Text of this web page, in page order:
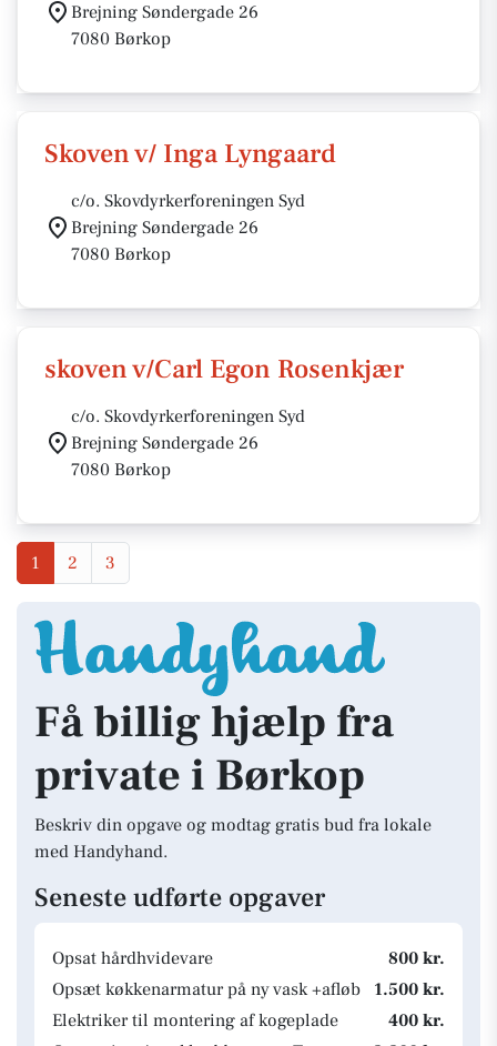
Brejning Søndergade 26
7080 Børkop
Skoven v/ Inga Lyngaard
c/o. Skovdyrkerforeningen Syd
Brejning Søndergade 26
7080 Børkop
skoven v/Carl Egon Rosenkjær
c/o. Skovdyrkerforeningen Syd
Brejning Søndergade 26
7080 Børkop
1 2 3
Få billig hjælp fra
private i Børkop
Beskriv din opgave og modtag gratis bud fra lokale
med Handyhand.
Seneste udførte opgaver
Opsat hårdhvidevare
800 kr.
Opsæt køkkenarmatur på ny vask +afløb
1.500 kr.
Elektriker til montering af kogeplade
400 kr.